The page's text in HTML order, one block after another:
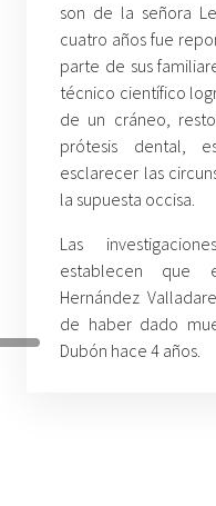
son de la señora
cuatro años fue
parte de sus
técnico científico
de un cráneo,
prótesis dental,
esclarecer las
la supuesta occisa.
Las
establecen que
Hernández
de haber dado
Dubón hace 4 años.